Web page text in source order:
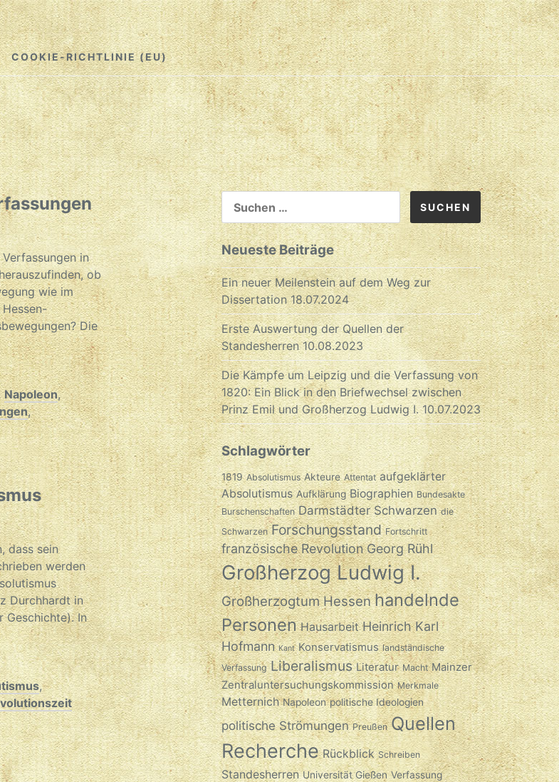
COOKIE-RICHTLINIE (EU)
in
ob
wie im
Die
Napoleon,
,
dass sein
werden
Durchhardt in
Geschichte). In
,
SUCHEN
NACH:
Neueste Beiträge
Ein neuer Meilenstein auf dem Weg zur
Dissertation 18.07.2024
Erste Auswertung der Quellen der
Standesherren 10.08.2023
Die Kämpfe um Leipzig und die Verfassung von
1820: Ein Blick in den Briefwechsel zwischen
Prinz Emil und Großherzog Ludwig I. 10.07.2023
Schlagwörter
1819 Absolutismus Akteure Attentat aufgeklärter
Absolutismus Aufklärung Biographien Bundesakte
Burschenschaften Darmstädter Schwarzen die
Schwarzen Forschungsstand Fortschritt
französische Revolution Georg Rühl
Großherzog Ludwig I.
Großherzogtum Hessen handelnde
Personen Hausarbeit Heinrich Karl
Hofmann Kant Konservatismus landständische
Verfassung Liberalismus Literatur Macht Mainzer
Zentraluntersuchungskommission Merkmale
Metternich Napoleon politische Ideologien
politische Strömungen Preußen Quellen
Recherche Rückblick Schreiben
Standesherren Universität Gießen Verfassung